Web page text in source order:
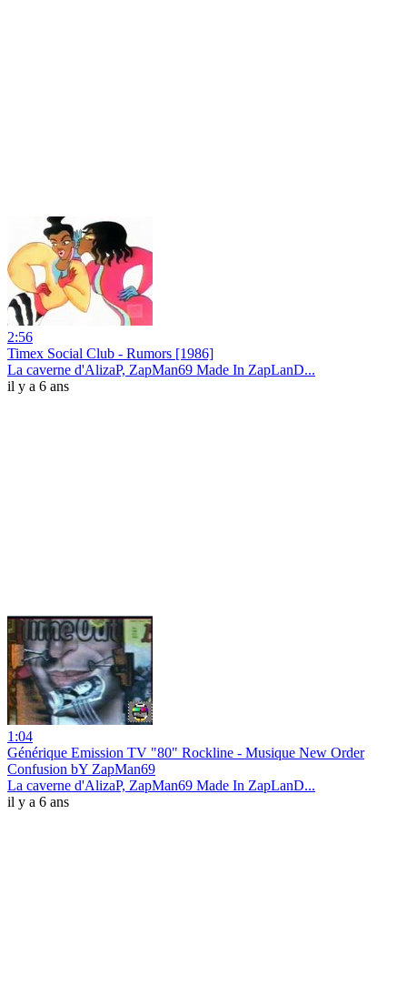
2:56
Timex Social Club - Rumors [1986]
La caverne d'AlizaP, ZapMan69 Made In ZapLanD...
il y a 6 ans
1:04
Générique Emission TV "80" Rockline - Musique New Order
Confusion bY ZapMan69
La caverne d'AlizaP, ZapMan69 Made In ZapLanD...
il y a 6 ans